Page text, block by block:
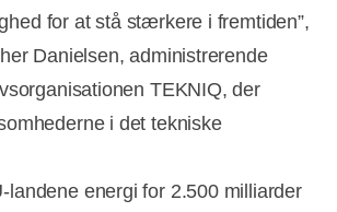
for at stå stærkere i fremtiden”,
Danielsen, administrerende
TEKNIQ, der
i det tekniske
landene energi for 2.500 milliarder